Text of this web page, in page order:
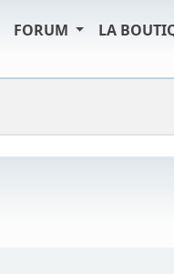
FORUM LA